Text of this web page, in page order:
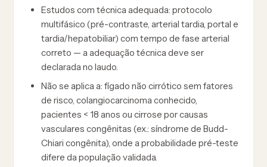
Estudos com técnica adequada: protocolo
multifásico (pré-contraste, arterial tardia, portal e
tardia/hepatobiliar) com tempo de fase arterial
correto — a adequação técnica deve ser
declarada no laudo.
Não se aplica a: fígado não cirrótico sem fatores
de risco, colangiocarcinoma conhecido,
pacientes < 18 anos ou cirrose por causas
vasculares congênitas (ex.: síndrome de Budd-
Chiari congênita), onde a probabilidade pré-teste
difere da população validada.